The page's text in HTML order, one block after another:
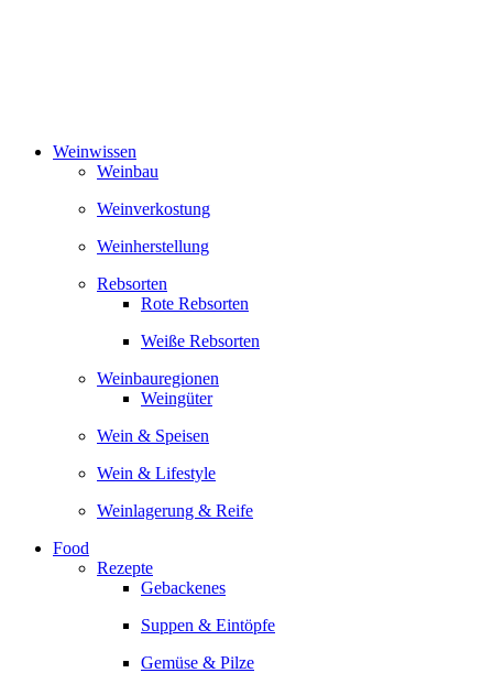
Weinwissen
Weinbau
Weinverkostung
Weinherstellung
Rebsorten
Rote Rebsorten
Weiße Rebsorten
Weinbauregionen
Weingüter
Wein & Speisen
Wein & Lifestyle
Weinlagerung & Reife
Food
Rezepte
Gebackenes
Suppen & Eintöpfe
Gemüse & Pilze